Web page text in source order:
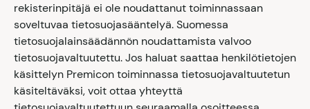
rekisterinpitäjä ei ole noudattanut toiminnassaan
soveltuvaa tietosuojasääntelyä. Suomessa
tietosuojalainsäädännön noudattamista valvoo
tietosuojavaltuutettu. Jos haluat saattaa henkilötietojen
käsittelyn Premicon toiminnassa tietosuojavaltuutetun
käsiteltäväksi, voit ottaa yhteyttä